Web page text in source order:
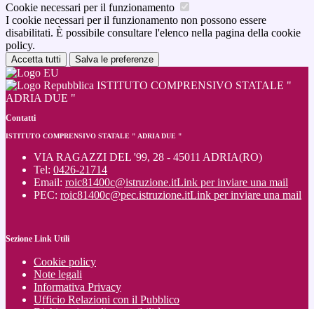
Cookie necessari per il funzionamento
I cookie necessari per il funzionamento non possono essere
disabilitati. È possibile consultare l'elenco nella pagina della cookie
policy.
Accetta tutti Salva le preferenze
ISTITUTO COMPRENSIVO STATALE "
ADRIA DUE "
Contatti
ISTITUTO COMPRENSIVO STATALE " ADRIA DUE "
VIA RAGAZZI DEL '99, 28 - 45011 ADRIA(RO)
Tel: 0426-21714
Email: roic81400c@istruzione.itLink per inviare una mail
PEC: roic81400c@pec.istruzione.itLink per inviare una mail
Sezione Link Utili
Cookie policy
Note legali
Informativa Privacy
Ufficio Relazioni con il Pubblico